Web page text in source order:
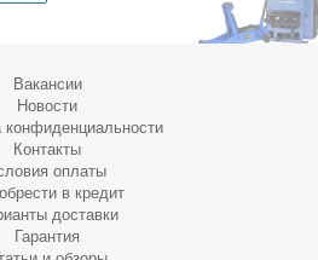
Вакансии
Новости
конфиденциальности
Контакты
оплаты
в кредит
доставки
Гарантия